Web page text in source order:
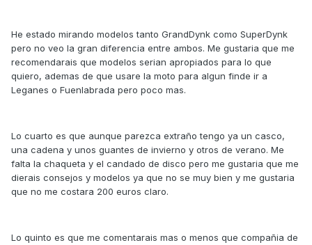
He estado mirando modelos tanto GrandDynk como SuperDynk
pero no veo la gran diferencia entre ambos. Me gustaria que me
recomendarais que modelos serian apropiados para lo que
quiero, ademas de que usare la moto para algun finde ir a
Leganes o Fuenlabrada pero poco mas.
Lo cuarto es que aunque parezca extraño tengo ya un casco,
una cadena y unos guantes de invierno y otros de verano. Me
falta la chaqueta y el candado de disco pero me gustaria que me
dierais consejos y modelos ya que no se muy bien y me gustaria
que no me costara 200 euros claro.
Lo quinto es que me comentarais mas o menos que compañia de